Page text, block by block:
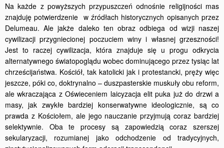
Na każde z powyższych przypuszczeń odnośnie religijności mas
znajduję potwierdzenie w źródłach historycznych opisanych przez
Delumeau. Ale jakże daleko ten obraz odbiega od wizji naszej
cywilizacji przygniecionej poczuciem winy i własnej grzeszności!
Jest to raczej cywilizacja, która znajduje się u progu odkrycia
alternatywnego światopoglądu wobec dominującego przez tysiąc lat
chrześcijaństwa. Kościół, tak katolicki jak i protestancki, pręży więc
jeszcze, póki co, doktrynalno – duszpasterskie muskuły obu reform,
ale wkraczająca z Oświeceniem laicyzacja elit puka już do drzwi a
masy, jak zwykłe bardziej konserwatywne ideologicznie, są co
prawda z Kościołem, ale jego nauczanie przyjmują coraz bardziej
selektywnie. Oba te procesy są zapowiedzią coraz szerszej
sekularyzacji, rozumianej jako odchodzenie od tradycyjnych,